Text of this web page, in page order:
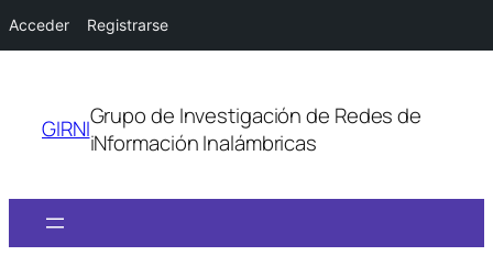
Acceder Registrarse
contenido
GIRNIGrupo de Investigación de Redes de
iNformación Inalámbricas